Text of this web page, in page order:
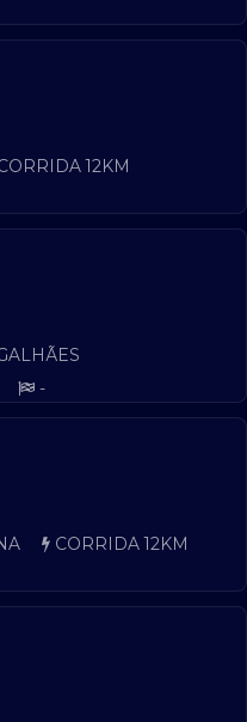
12KM
-
CORRIDA 12KM